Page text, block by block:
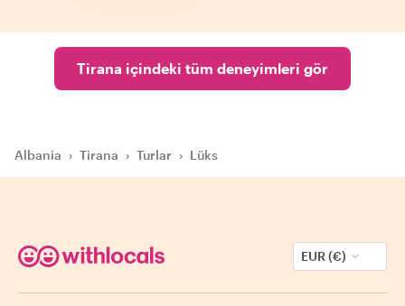
Tirana içindeki tüm deneyimleri gör
Albania › Tirana › Turlar › Lüks
EUR (€)